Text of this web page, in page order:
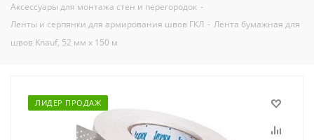
Аксессуары для монтажа стен и перегородок -
Ленты и серпянки для армирования швов ГКЛ - Лента бумажная для
швов Knauf, 52 мм х 150 м
ЛИДЕР ПРОДАЖ